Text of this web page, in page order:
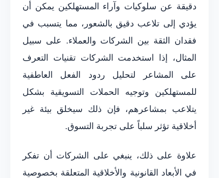
دقيقة عن سلوكيات وآراء المستهلكين يمكن أن
يؤدي إلى تلاعب دقيق بالشعور، مما يتسبب في
فقدان الثقة بين الشركات والعملاء. على سبيل
المثال، إذا استخدمت الشركات تقنيات التعرف
على المشاعر لتحليل ردود الفعل العاطفية
للمستهلكين وتوجيه الحملات التسويقية بشكل
يتلاعب بمشاعرهم، فإن ذلك سيخلق بيئة غير
أخلاقية تؤثر سلباً على تجربة التسوق.
علاوة على ذلك، ينبغي على الشركات أن تفكر
في الأبعاد القانونية والأخلاقية المتعلقة بخصوصية